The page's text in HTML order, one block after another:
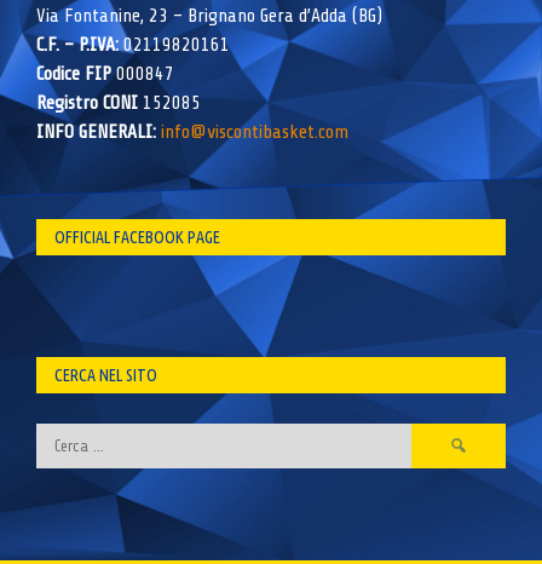
Via Fontanine, 23 – Brignano Gera d’Adda (BG)
C.F. – P.IVA:02119820161
Codice FIP000847
Registro CONI 152085
INFO GENERALI: info@viscontibasket.com
OFFICIAL FACEBOOK PAGE
CERCA NEL SITO
Ricerca
per: